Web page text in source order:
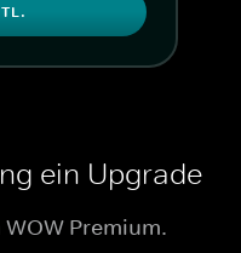
ein Upgrade
Premium.